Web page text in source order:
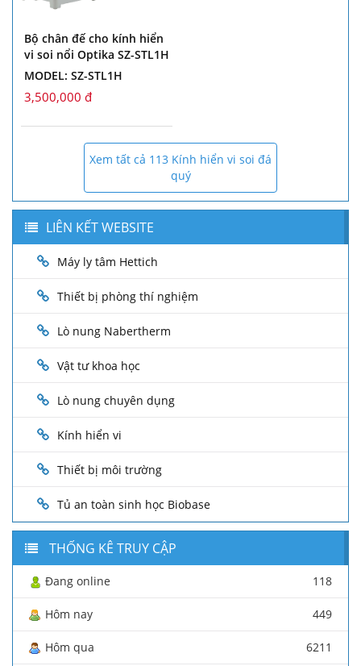
Bộ chân đế cho kính hiển
vi soi nổi Optika SZ-STL1H
MODEL: SZ-STL1H
3,500,000 đ
Xem tất cả 113 Kính hiển vi soi đá
quý
LIÊN KẾT WEBSITE
Máy ly tâm Hettich
Thiết bị phòng thí nghiệm
Lò nung Nabertherm
Vật tư khoa học
Lò nung chuyên dụng
Kính hiển vi
Thiết bị môi trường
Tủ an toàn sinh học Biobase
THỐNG KÊ TRUY CẬP
Đang online 118
Hôm nay 449
Hôm qua 6211